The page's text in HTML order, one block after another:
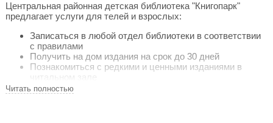
Центральная районная детская библиотека "Книгопарк"
предлагает услуги для телей и взрослых:
Записаться в любой отдел библиотеки в соответствии
с правилами
Получить на дом издания на срок до 30 дней
Познакомиться с редкими и ценными изданиями в
Получить консультационную помощь
Читать полностью